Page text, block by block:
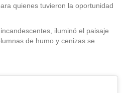
quienes tuvieron la oportunidad
iluminó el paisaje
de humo y cenizas se